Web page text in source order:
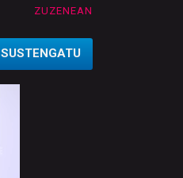
ZUZENEAN
SUSTENGATU